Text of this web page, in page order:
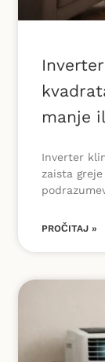
manje
Inverter
zaista
PROČITAJ »